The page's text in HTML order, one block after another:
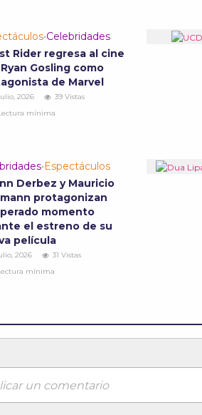
•Celebridades
Rider regresa al cine
Gosling como
de Marvel
2026
39 Vistas
mínima
• Espectáculos
Derbez y Mauricio
protagonizan
momento
el estreno de su
película
2026
31 Vistas
mínima
un comentario